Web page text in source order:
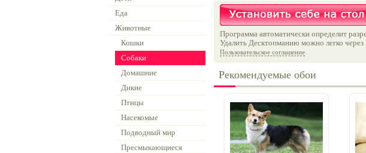
Еда
Животные
Кошки
Собаки
Домашние
Дикие
Птицы
Насекомые
Подводный мир
Пресмыкающиеся
Программа автоматически определит
Удалить Десктопманию можно легко
Пользовательское соглашение
Рекомендуемые обои